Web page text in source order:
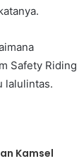
Safety Riding
lalulintas.
Kamsel